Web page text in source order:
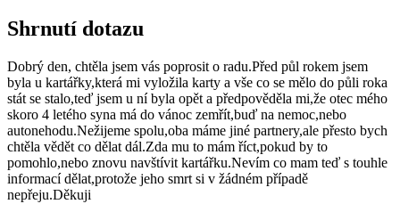
Shrnutí dotazu
Dobrý den, chtěla jsem vás poprosit o radu.Před půl rokem jsem
byla u kartářky,která mi vyložila karty a vše co se mělo do půli roka
stát se stalo,teď jsem u ní byla opět a předpověděla mi,že otec mého
skoro 4 letého syna má do vánoc zemřít,buď na nemoc,nebo
autonehodu.Nežijeme spolu,oba máme jiné partnery,ale přesto bych
chtěla vědět co dělat dál.Zda mu to mám říct,pokud by to
pomohlo,nebo znovu navštívit kartářku.Nevím co mam teď s touhle
informací dělat,protože jeho smrt si v žádném případě
nepřeju.Děkuji